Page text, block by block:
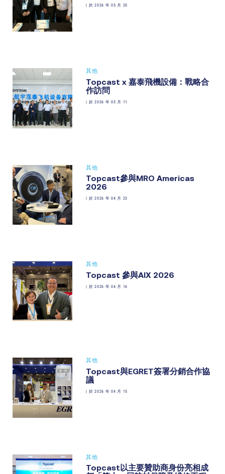
於 2026 年 05 月 20
其他
Topcast x 嘉泰飛機設備：戰略合
作訪問
於 2026 年 05 月 11
其他
Topcast參與MRO Americas
2026
於 2026 年 04 月 23
其他
Topcast 參與AIX 2026
| 於 2026 年 04 月 16
其他
Topcast與EGRET簽署分銷合作協
議
於 2026 年 04 月 15
其他
Topcast以主要贊助商身份亮相成